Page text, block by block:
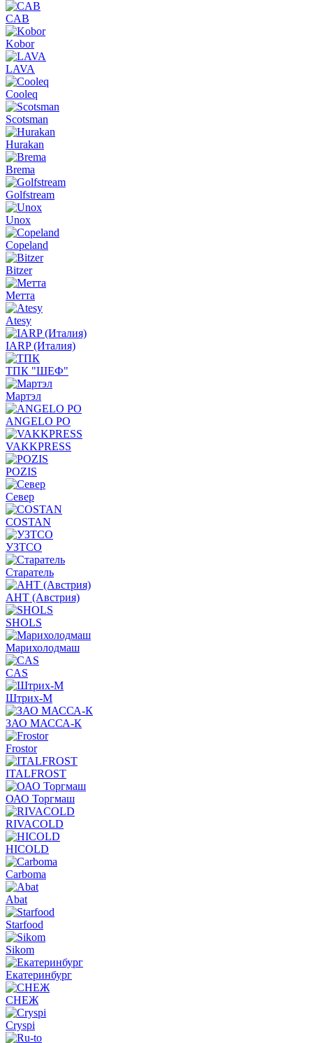
CAB
Kobor
LAVA
Cooleq
Scotsman
Hurakan
Brema
Golfstream
Unox
Copeland
Bitzer
Метта
Atesy
IARP (Италия)
ТПК "ШЕФ"
Мартэл
ANGELO PO
VAKKPRESS
POZIS
Север
COSTAN
УЗТСО
Старатель
АНТ (Австрия)
SHOLS
Марихолодмаш
CAS
Штрих-М
ЗАО МАССА-К
Frostor
ITALFROST
ОАО Торгмаш
RIVACOLD
HICOLD
Carboma
Abat
Starfood
Sikom
Екатеринбург
СНЕЖ
Cryspi